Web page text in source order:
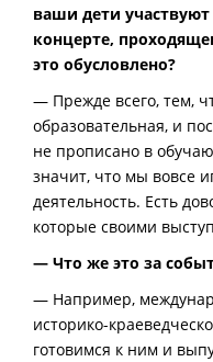
ваши дети
концерте,
это обусловлено?
— Прежде всего, тем,
образовательная, и
не прописано в
значит, что мы вовсе
деятельность. Есть
которые своими
— Что же это за
— Например,
историко-
готовимся к ним и